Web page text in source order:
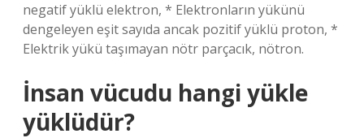
negatif yüklü elektron, * Elektronların yükünü
dengeleyen eşit sayıda ancak pozitif yüklü proton, *
Elektrik yükü taşımayan nötr parçacık, nötron.
İnsan vücudu hangi yükle
yüklüdür?